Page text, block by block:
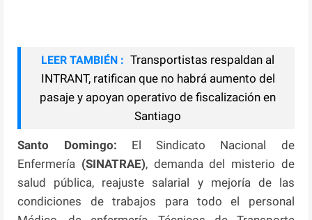
LEER TAMBIÉN : Transportistas respaldan al
INTRANT, ratifican que no habrá aumento del
pasaje y apoyan operativo de fiscalización en
Santiago
Santo Domingo: El Sindicato Nacional de
Enfermería (SINATRAE), demanda del misterio de
salud pública, reajuste salarial y mejoría de las
condiciones de trabajos para todo el personal